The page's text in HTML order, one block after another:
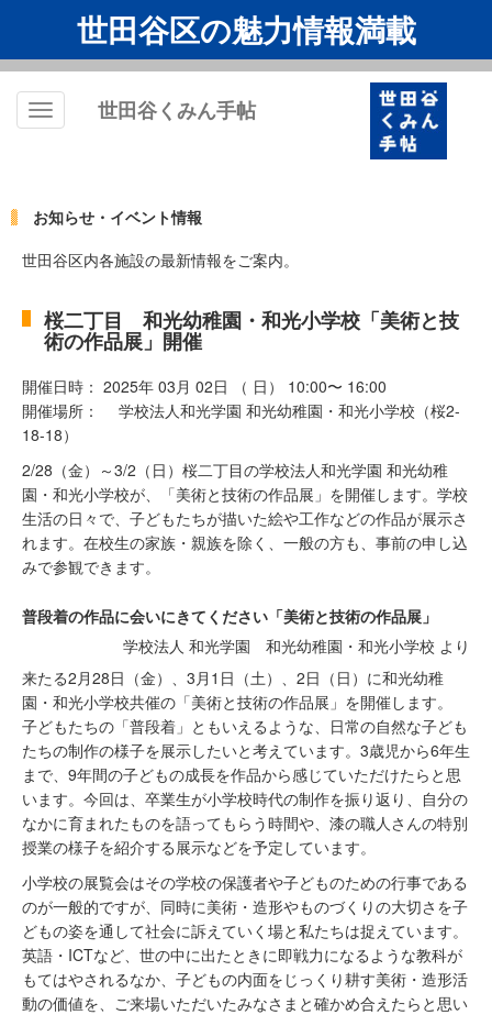
世田谷区の魅力情報満載
Toggle
世田谷くみん手帖
お知らせ・イベント情報
世田谷区内各施設の最新情報をご案内。
桜二丁目 和光幼稚園・和光小学校「美術と技
術の作品展」開催
開催日時： 2025年 03月 02日 （ 日） 10:00〜 16:00
開催場所： 学校法人和光学園 和光幼稚園・和光小学校（桜2-
18-18）
2/28（金）～3/2（日）桜二丁目の学校法人和光学園 和光幼稚
園・和光小学校が、「美術と技術の作品展」を開催します。学校
生活の日々で、子どもたちが描いた絵や工作などの作品が展示さ
れます。在校生の家族・親族を除く、一般の方も、事前の申し込
みで参観できます。
普段着の作品に会いにきてください「美術と技術の作品展」
学校法人 和光学園 和光幼稚園・和光小学校 より
来たる2月28日（金）、3月1日（土）、2日（日）に和光幼稚
園・和光小学校共催の「美術と技術の作品展」を開催します。
子どもたちの「普段着」ともいえるような、日常の自然な子ども
たちの制作の様子を展示したいと考えています。3歳児から6年生
まで、9年間の子どもの成長を作品から感じていただけたらと思
います。今回は、卒業生が小学校時代の制作を振り返り、自分の
なかに育まれたものを語ってもらう時間や、漆の職人さんの特別
授業の様子を紹介する展示などを予定しています。
小学校の展覧会はその学校の保護者や子どものための行事である
のが一般的ですが、同時に美術・造形やものづくりの大切さを子
どもの姿を通して社会に訴えていく場と私たちは捉えています。
英語・ICTなど、世の中に出たときに即戦力になるような教科が
もてはやされるなか、子どもの内面をじっくり耕す美術・造形活
動の価値を、ご来場いただいたみなさまと確かめ合えたらと思い